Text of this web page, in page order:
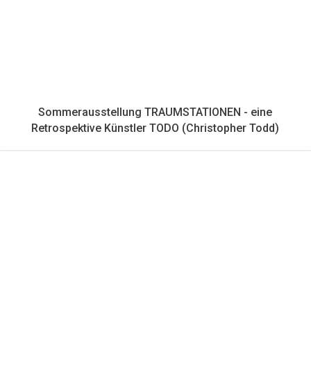
Sommerausstellung TRAUMSTATIONEN - eine
Retrospektive Künstler TODO (Christopher Todd)